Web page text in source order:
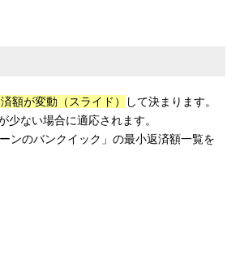
額が変動（スライド）
して決まります。
ない場合に適応されます。
ンのバンクイック」の最小返済額一覧を